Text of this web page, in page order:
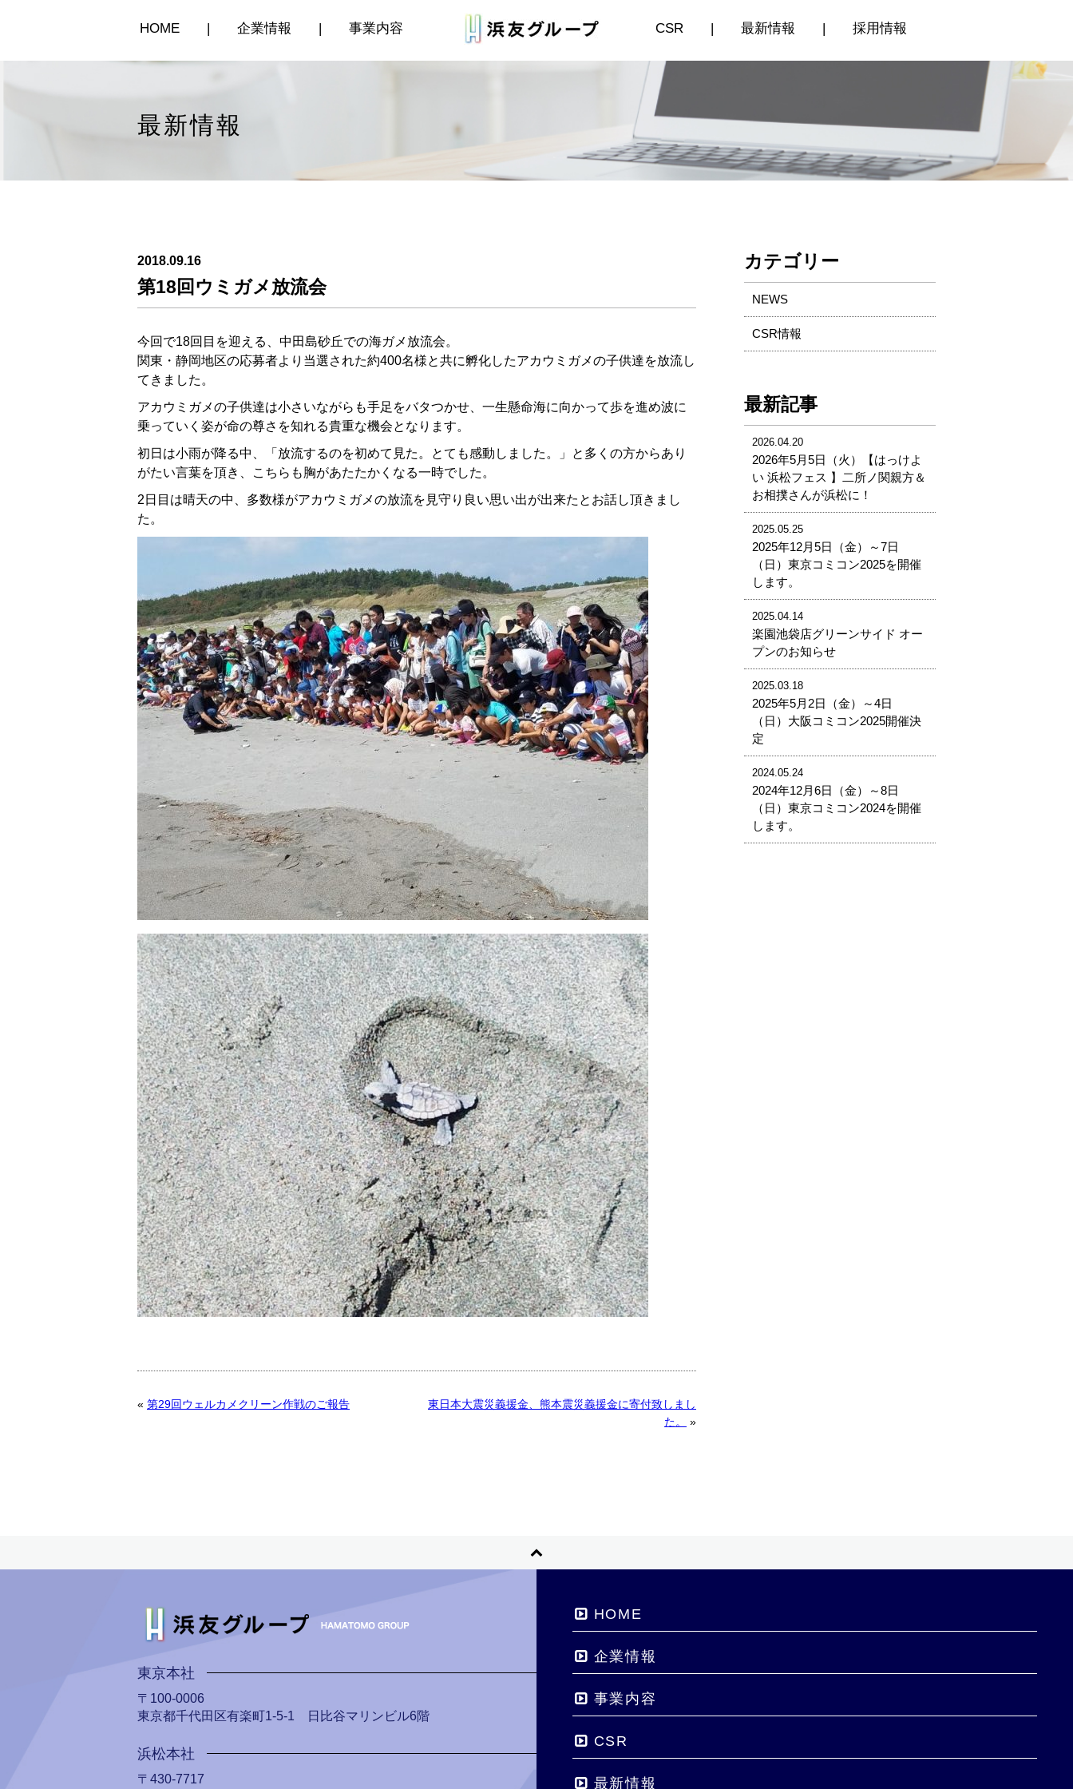
HOME | 企業情報 | 事業内容 CSR | 最新情報 | 採用情報
最新情報
2018.09.16
第18回ウミガメ放流会
今回で18回目を迎える、中田島砂丘での海ガメ放流会。
関東・静岡地区の応募者より当選された約400名様と共に孵化したアカウミガメの子供達を放流し
てきました。
アカウミガメの子供達は小さいながらも手足をバタつかせ、一生懸命海に向かって歩を進め波に
乗っていく姿が命の尊さを知れる貴重な機会となります。
初日は小雨が降る中、「放流するのを初めて見た。とても感動しました。」と多くの方からあり
がたい言葉を頂き、こちらも胸があたたかくなる一時でした。
2日目は晴天の中、多数様がアカウミガメの放流を見守り良い思い出が出来たとお話し頂きまし
た。
« 第29回ウェルカメクリーン作戦のご報告
東日本大震災義援金、熊本震災義援金に寄付致しまし
た。
»
カテゴリー
NEWS
CSR情報
最新記事
2026.04.20
2026年5月5日（火）【はっけよ
い 浜松フェス 】二所ノ関親方＆
お相撲さんが浜松に！
2025.05.25
2025年12月5日（金）～7日
（日）東京コミコン2025を開催
します。
2025.04.14
楽園池袋店グリーンサイド オー
プンのお知らせ
2025.03.18
2025年5月2日（金）～4日
（日）大阪コミコン2025開催決
定
2024.05.24
2024年12月6日（金）～8日
（日）東京コミコン2024を開催
します。
東京本社
〒100-0006
東京都千代田区有楽町1-5-1 日比谷マリンビル6階
浜松本社
〒430-7717
HOME
企業情報
事業内容
CSR
最新情報